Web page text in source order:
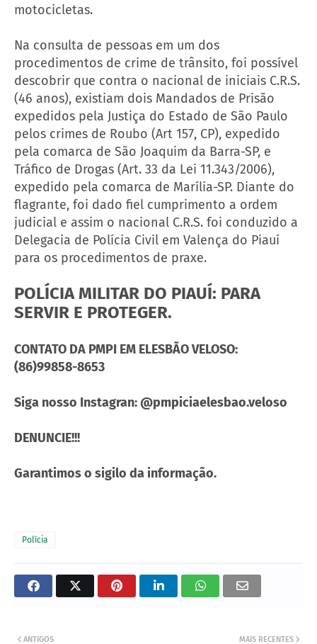
motocicletas.
Na consulta de pessoas em um dos
procedimentos de crime de trânsito, foi possível
descobrir que contra o nacional de iniciais C.R.S.
(46 anos), existiam dois Mandados de Prisão
expedidos pela Justiça do Estado de São Paulo
pelos crimes de Roubo (Art 157, CP), expedido
pela comarca de São Joaquim da Barra-SP, e
Tráfico de Drogas (Art. 33 da Lei 11.343/2006),
expedido pela comarca de Marília-SP. Diante do
flagrante, foi dado fiel cumprimento a ordem
judicial e assim o nacional C.R.S. foi conduzido a
Delegacia de Polícia Civil em Valença do Piauí
para os procedimentos de praxe.
POLÍCIA MILITAR DO PIAUÍ: PARA
SERVIR E PROTEGER.
CONTATO DA PMPI EM ELESBÃO VELOSO:
(86)99858-8653
Siga nosso Instagran: @pmpiciaelesbao.veloso
DENUNCIE!!!
Garantimos o sigilo da informação.
Polícia
MAIS RECENTES
ANTIGOS